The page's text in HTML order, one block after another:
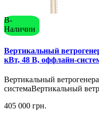
В-
Наличии
Вертикальный
кВт, 48 В, оффлайн-
Вертикальный
системаВертикальный
405 000 грн.